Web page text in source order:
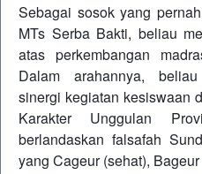
Sebagai sosok yang
MTs Serba Bakti, beliau
atas perkembangan
Dalam arahannya,
sinergi kegiatan kesiswaan
Karakter Unggulan
berlandaskan falsafah
yang Cageur (sehat),